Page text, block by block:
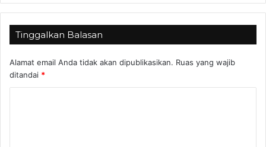
Tinggalkan Balasan
Alamat email Anda tidak akan dipublikasikan. Ruas yang wajib
ditandai *